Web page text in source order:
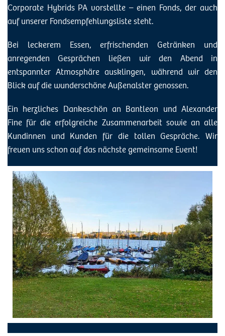
Corporate Hybrids PA vorstellte – einen Fonds, der auch
auf unserer Fondsempfehlungsliste steht.
Bei leckerem Essen, erfrischenden Getränken und
anregenden Gesprächen ließen wir den Abend in
entspannter Atmosphäre ausklingen, während wir den
Blick auf die wunderschöne Außenalster genossen.
Ein herzliches Dankeschön an Bantleon und Alexander
Fine für die erfolgreiche Zusammenarbeit sowie an alle
Kundinnen und Kunden für die tollen Gespräche. Wir
freuen uns schon auf das nächste gemeinsame Event!